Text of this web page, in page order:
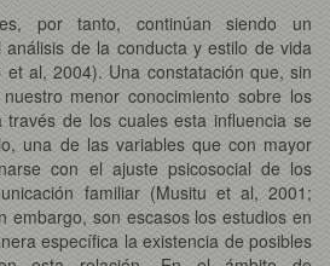
por tanto, continúan siendo un
de la conducta y estilo de vida
al, 2004). Una constatación que, sin
menor conocimiento sobre los
través de los cuales esta influencia se
una de las variables que con mayor
con el ajuste psicosocial de los
familiar (Musitu et al, 2001;
embargo, son escasos los estudios en
específica la existencia de posibles